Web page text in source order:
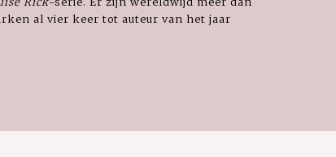
al vier keer tot auteur van het jaar